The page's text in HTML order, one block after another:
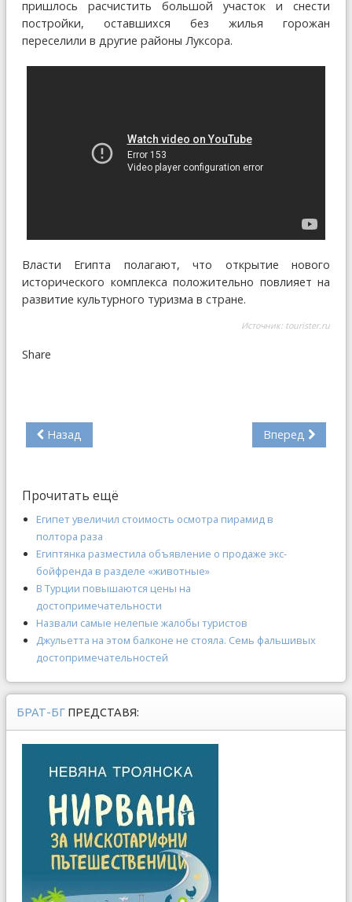
пришлось расчистить большой участок и снести
постройки, оставшихся без жилья горожан
переселили в другие районы Луксора.
Власти Египта полагают, что открытие нового
исторического комплекса положительно повлияет на
развитие культурного туризма в стране.
Источник: tourister.ru
Share
Назад Вперед
Прочитать ещё
Египет увеличил стоимость осмотра пирамид в
полтора раза
Египтянка разместила объявление о продаже экс-
бойфренда в разделе «животные»
В Турции повышаются цены на
достопримечательности
Назвали самые нелепые жалобы туристов
Джульетта на этом балконе не стояла. Семь фальшивых
достопримечательностей
БРАТ-БГ ПРЕДСТАВЯ: